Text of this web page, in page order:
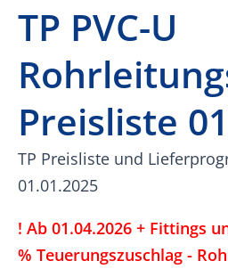
TP PVC-U
Preisliste
TP Preisliste und
01.01.2025
! Ab 01.04.2026 + Fittings
% Teuerungszuschlag -